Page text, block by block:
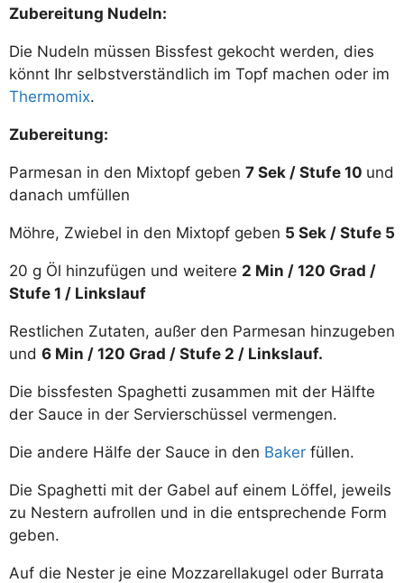
Zubereitung Nudeln:
Die Nudeln müssen Bissfest gekocht werden, dies
könnt Ihr selbstverständlich im Topf machen oder im
Thermomix.
Zubereitung:
Parmesan in den Mixtopf geben 7 Sek / Stufe 10 und
danach umfüllen
Möhre, Zwiebel in den Mixtopf geben 5 Sek / Stufe 5
20 g Öl hinzufügen und weitere 2 Min / 120 Grad /
Stufe 1 / Linkslauf
Restlichen Zutaten, außer den Parmesan hinzugeben
und 6 Min / 120 Grad / Stufe 2 / Linkslauf.
Die bissfesten Spaghetti zusammen mit der Hälfte
der Sauce in der Servierschüssel vermengen.
Die andere Hälfe der Sauce in den Baker füllen.
Die Spaghetti mit der Gabel auf einem Löffel, jeweils
zu Nestern aufrollen und in die entsprechende Form
geben.
Auf die Nester je eine Mozzarellakugel oder Burrata